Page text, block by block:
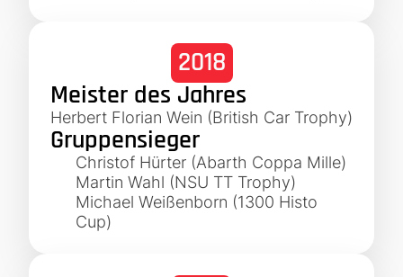
2018
Meister des Jahres
Herbert Florian Wein (British Car Trophy)
Gruppensieger
Christof Hürter (Abarth Coppa Mille)
Martin Wahl (NSU TT Trophy)
Michael Weißenborn (1300 Histo
Cup)